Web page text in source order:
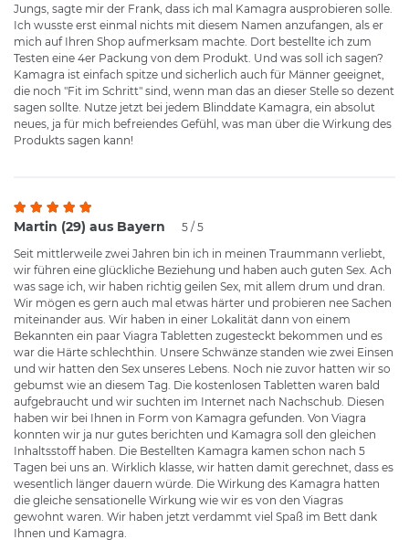
Jungs, sagte mir der Frank, dass ich mal Kamagra ausprobieren solle.
Ich wusste erst einmal nichts mit diesem Namen anzufangen, als er
mich auf Ihren Shop aufmerksam machte. Dort bestellte ich zum
Testen eine 4er Packung von dem Produkt. Und was soll ich sagen?
Kamagra ist einfach spitze und sicherlich auch für Männer geeignet,
die noch "Fit im Schritt" sind, wenn man das an dieser Stelle so dezent
sagen sollte. Nutze jetzt bei jedem Blinddate Kamagra, ein absolut
neues, ja für mich befreiendes Gefühl, was man über die Wirkung des
Produkts sagen kann!
Martin (29) aus Bayern
5 / 5
Seit mittlerweile zwei Jahren bin ich in meinen Traummann verliebt,
wir führen eine glückliche Beziehung und haben auch guten Sex. Ach
was sage ich, wir haben richtig geilen Sex, mit allem drum und dran.
Wir mögen es gern auch mal etwas härter und probieren nee Sachen
miteinander aus. Wir haben in einer Lokalität dann von einem
Bekannten ein paar Viagra Tabletten zugesteckt bekommen und es
war die Härte schlechthin. Unsere Schwänze standen wie zwei Einsen
und wir hatten den Sex unseres Lebens. Noch nie zuvor hatten wir so
gebumst wie an diesem Tag. Die kostenlosen Tabletten waren bald
aufgebraucht und wir suchten im Internet nach Nachschub. Diesen
haben wir bei Ihnen in Form von Kamagra gefunden. Von Viagra
konnten wir ja nur gutes berichten und Kamagra soll den gleichen
Inhaltsstoff haben. Die Bestellten Kamagra kamen schon nach 5
Tagen bei uns an. Wirklich klasse, wir hatten damit gerechnet, dass es
wesentlich länger dauern würde. Die Wirkung des Kamagra hatten
die gleiche sensationelle Wirkung wie wir es von den Viagras
gewohnt waren. Wir haben jetzt verdammt viel Spaß im Bett dank
Ihnen und Kamagra.